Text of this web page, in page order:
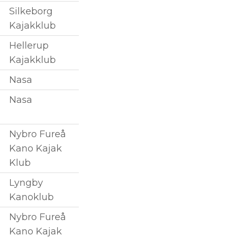
Silkeborg
Kajakklub
Hellerup
Kajakklub
Nasa
Nasa
Nybro Fureå
Kano Kajak
Klub
Lyngby
Kanoklub
Nybro Fureå
Kano Kajak